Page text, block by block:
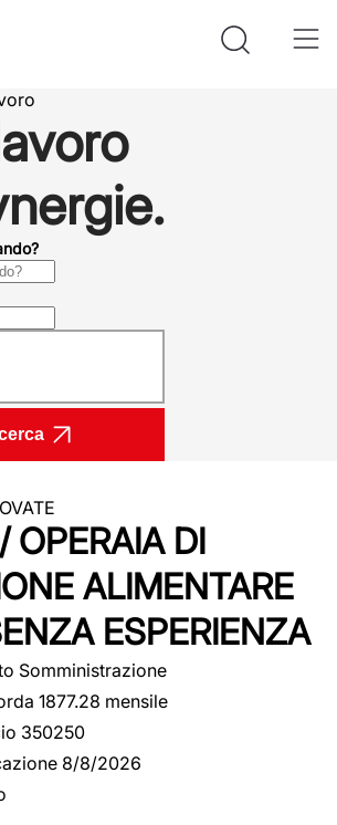
OPERAIA DI
ALIMENTARE
ESPERIENZA
Somministrazione
1877.28 mensile
350250
8/8/2026